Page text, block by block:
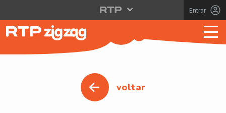
Entrar
voltar